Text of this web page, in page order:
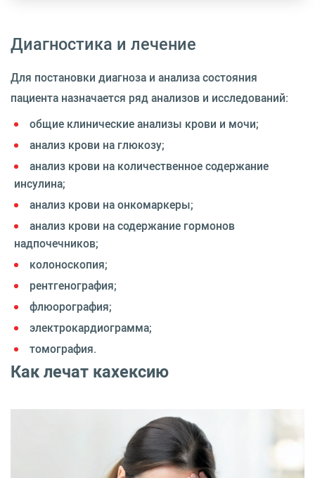
Диагностика и лечение
Для постановки диагноза и анализа состояния
пациента назначается ряд анализов и исследований:
общие клинические анализы крови и мочи;
анализ крови на глюкозу;
анализ крови на количественное содержание
инсулина;
анализ крови на онкомаркеры;
анализ крови на содержание гормонов
надпочечников;
колоноскопия;
рентгенография;
флюорография;
электрокардиограмма;
томография.
Как лечат кахексию